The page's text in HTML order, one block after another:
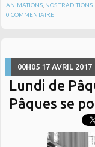
ANIMATIONS NOS TRADITIONS
0 COMMENTAIRE
00H05 17 AVRIL 2017
Lundi de
Pâques se